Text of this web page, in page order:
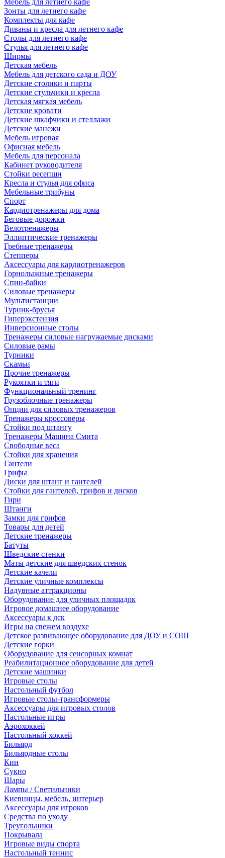
Мебель для летнего кафе
Зонты для летнего кафе
Комплекты для кафе
Диваны и кресла для летнего кафе
Столы для летнего кафе
Стулья для летнего кафе
Ширмы
Детская мебель
Мебель для детского сада и ДОУ
Детские столики и парты
Детские стульчики и кресла
Детская мягкая мебель
Детские кровати
Детские шкафчики и стеллажи
Детские манежи
Мебель игровая
Офисная мебель
Мебель для персонала
Кабинет руководителя
Стойки ресепшн
Кресла и стулья для офиса
Мебельные трибуны
Спорт
Кардиотренажеры для дома
Беговые дорожки
Велотренажеры
Эллиптические тренажеры
Гребные тренажеры
Степперы
Аксессуары для кардиотренажеров
Горнолыжные тренажеры
Спин-байки
Силовые тренажеры
Мультистанции
Турник-брусья
Гиперэкстензия
Инверсионные столы
Тренажеры силовые нагружаемые дисками
Силовые рамы
Турники
Скамьи
Прочие тренажеры
Рукоятки и тяги
Функциональный тренинг
Грузоблочные тренажеры
Опции для силовых тренажеров
Тренажеры кроссоверы
Стойки под штангу
Тренажеры Машина Смита
Свободные веса
Стойки для хранения
Гантели
Грифы
Диски для штанг и гантелей
Стойки для гантелей, грифов и дисков
Гири
Штанги
Замки для грифов
Товары для детей
Детские тренажеры
Батуты
Шведские стенки
Маты детские для шведских стенок
Детские качели
Детские уличные комплексы
Надувные аттракционы
Оборудование для уличных площадок
Игровое домашнее оборудование
Аксессуары к дск
Игры на свежем воздухе
Детское развивающее оборудование для ДОУ и СОШ
Детские горки
Оборудование для сенсорных комнат
Реабилитационное оборудование для детей
Детские машинки
Игровые столы
Настольный футбол
Игровые столы-трансформеры
Аксессуары для игровых столов
Настольные игры
Аэрохоккей
Настольный хоккей
Бильярд
Бильярдные столы
Кии
Сукно
Шары
Лампы / Светильники
Киевницы, мебель, интерьер
Аксессуары для игроков
Средства по уходу
Треугольники
Покрывала
Игровые виды спорта
Настольный теннис